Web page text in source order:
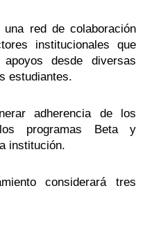
de colaboración
institucionales que
apoyos desde diversas
estudiantes.
de los
programas Beta y
institución.
considerará tres